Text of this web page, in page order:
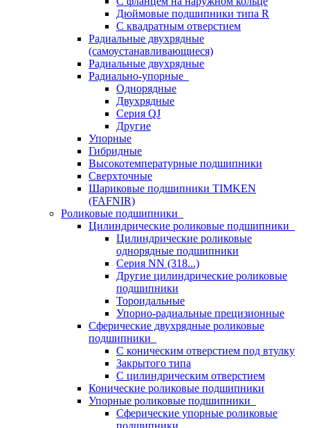
Дюймовые подшипники типа R
С квадратным отверстием
Радиальные двухрядные
(самоустанавливающиеся)
Радиальные двухрядные
Радиально-упорные
Однорядные
Двухрядные
Серия QJ
Другие
Упорные
Гибридные
Высокотемпературные подшипники
Сверхточные
Шариковые подшипники TIMKEN
(FAFNIR)
Роликовые подшипники
Цилиндрические роликовые подшипники
Цилиндрические роликовые
однорядные подшипники
Серия NN (318...)
Другие цилиндрические роликовые
подшипники
Тороидальные
Упорно-радиальные прецизионные
Сферические двухрядные роликовые
подшипники
С коническим отверстием под втулку
Закрытого типа
С цилиндрическим отверстием
Конические роликовые подшипники
Упорные роликовые подшипники
Сферические упорные роликовые
подшипники